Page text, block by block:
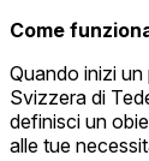
Come
Quando inizi
Svizzera di
definisci un
alle tue